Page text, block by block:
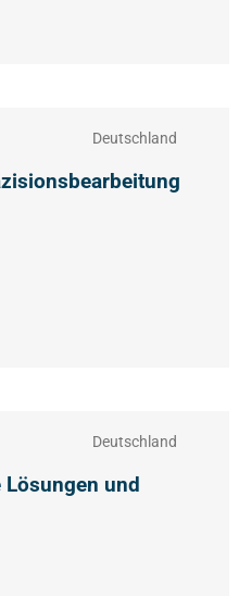
Deutschland
Deutschland
und